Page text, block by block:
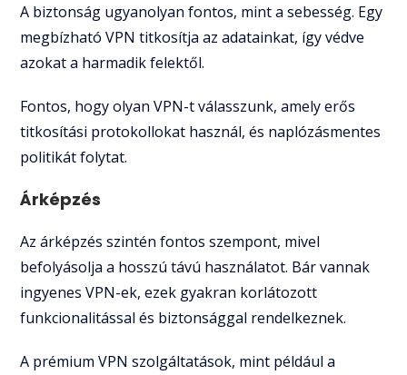
A biztonság ugyanolyan fontos, mint a sebesség. Egy
megbízható VPN titkosítja az adatainkat, így védve
azokat a harmadik felektől.
Fontos, hogy olyan VPN-t válasszunk, amely erős
titkosítási protokollokat használ, és naplózásmentes
politikát folytat.
Árképzés
Az árképzés szintén fontos szempont, mivel
befolyásolja a hosszú távú használatot. Bár vannak
ingyenes VPN-ek, ezek gyakran korlátozott
funkcionalitással és biztonsággal rendelkeznek.
A prémium VPN szolgáltatások, mint például a